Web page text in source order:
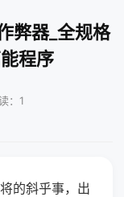
弊器_全规格
程序
：1
的斜乎事，出